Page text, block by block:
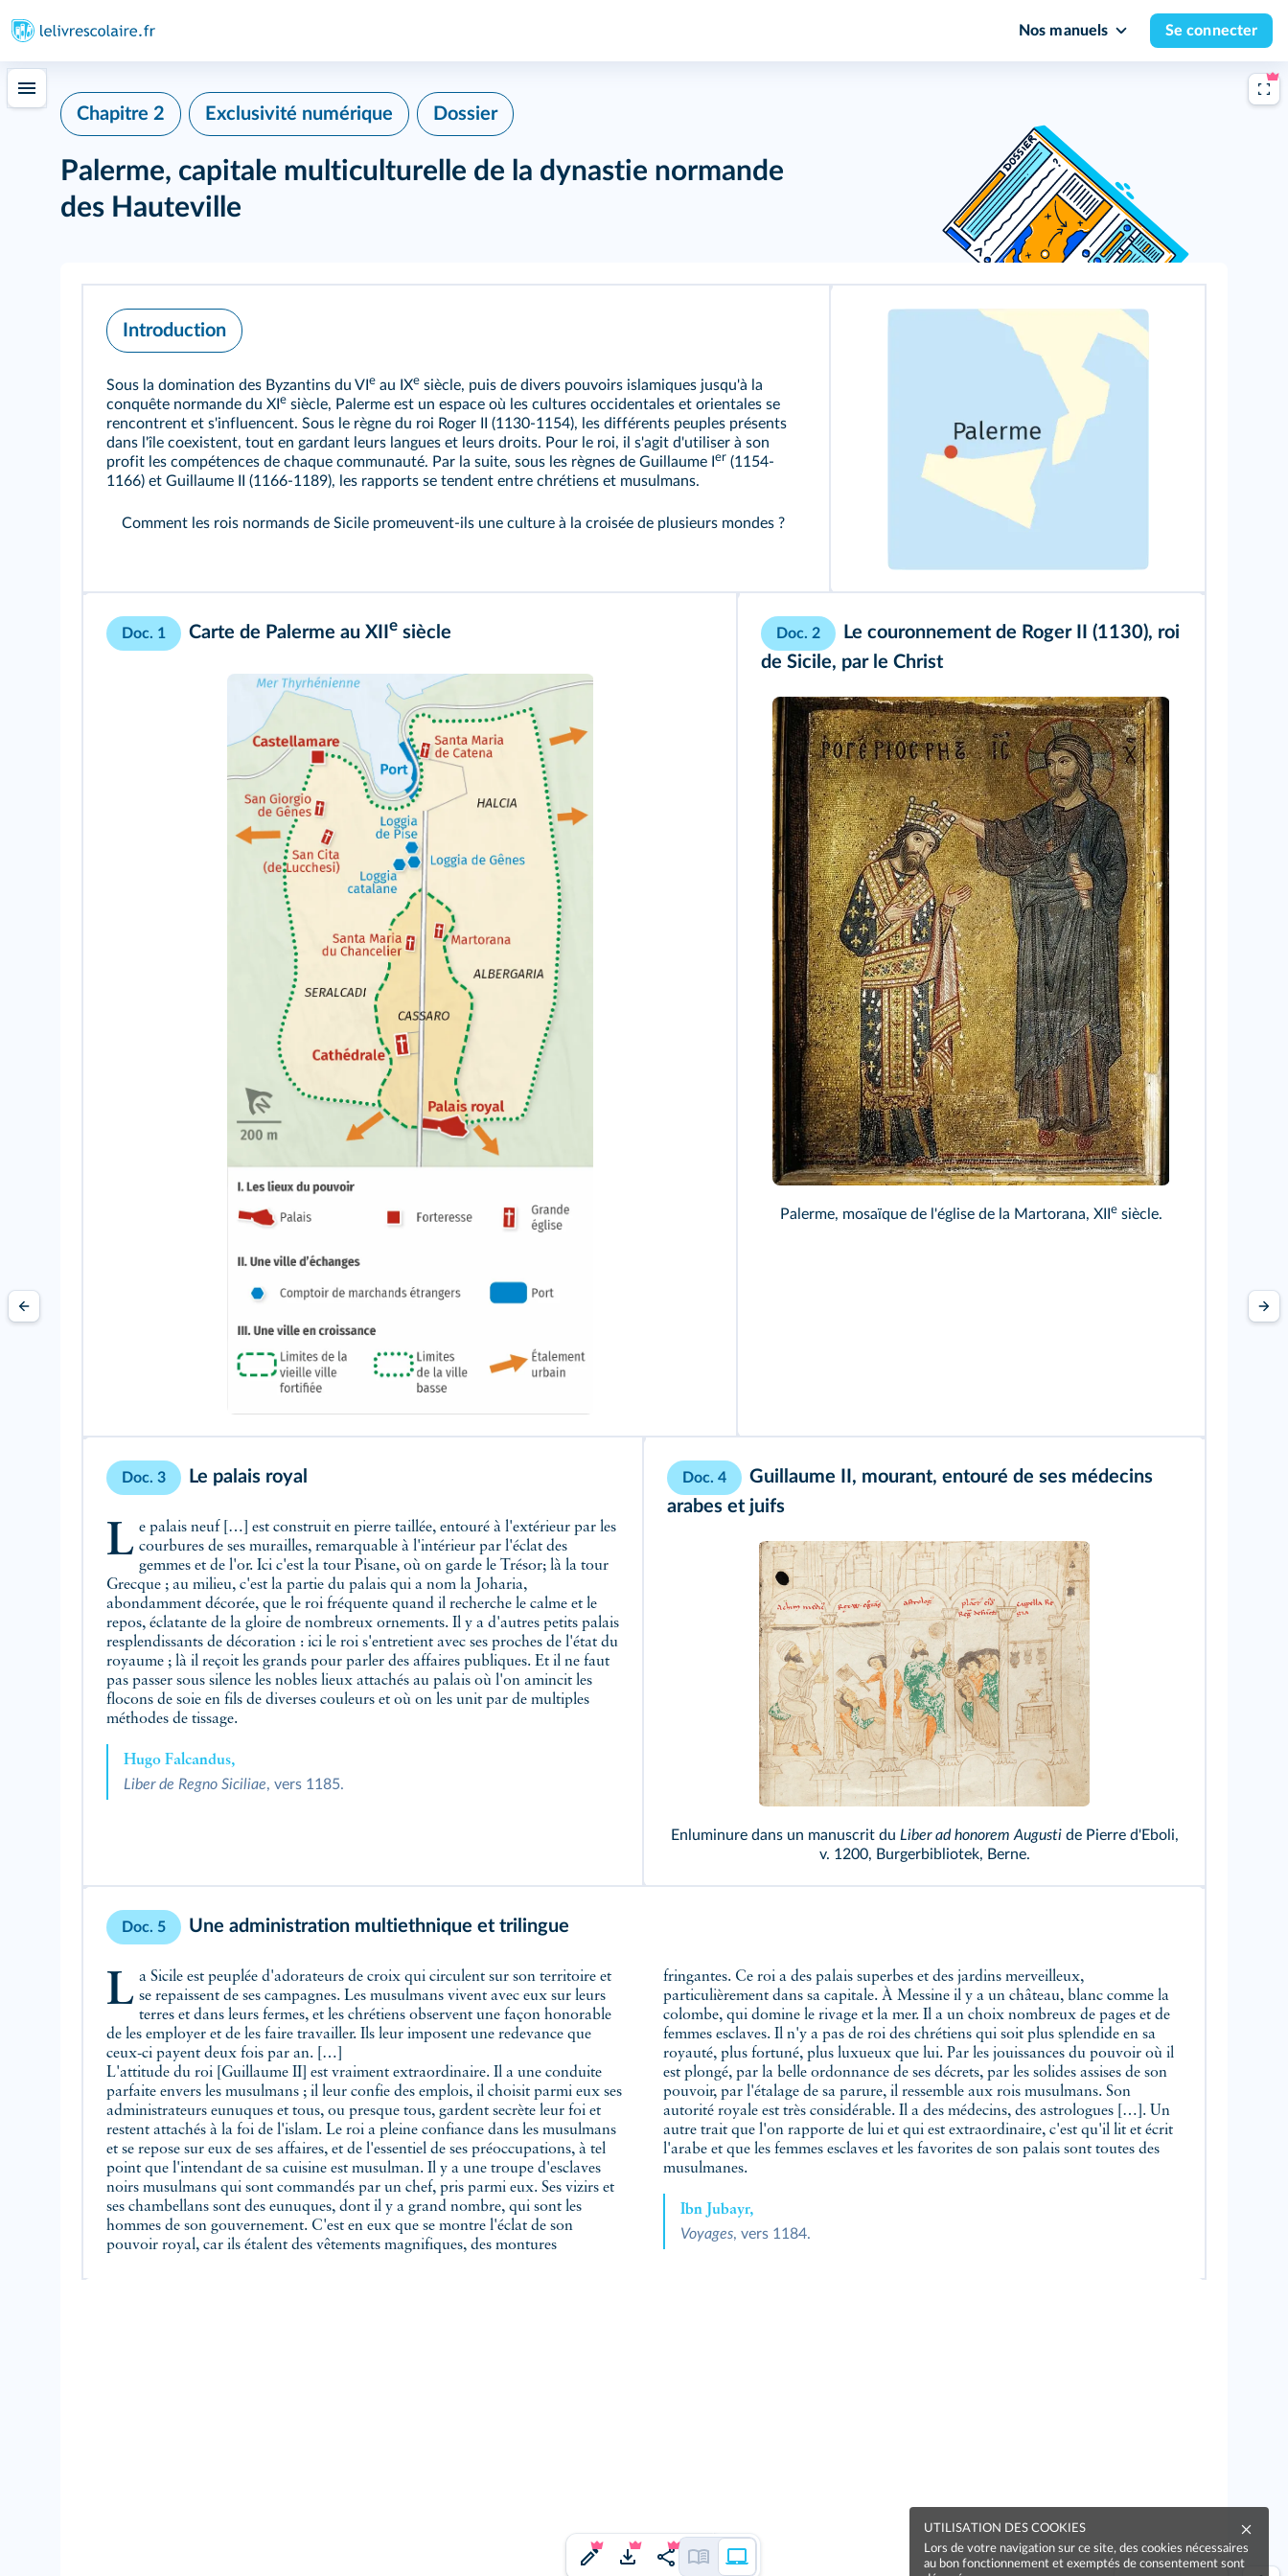
Nos manuels Se connecter
Chapitre 2 Exclusivité numérique Dossier
Palerme, capitale multiculturelle de la dynastie normande
des Hauteville
Introduction
Sous la domination des Byzantins du VI e au IXe siècle, puis de divers pouvoirs islamiques jusqu'à la
conquête normande du XI e siècle, Palerme est un espace où les cultures occidentales et orientales se
rencontrent et s'influencent. Sous le règne du roi Roger II (1130-1154), les différents peuples présents
dans l'île coexistent, tout en gardant leurs langues et leurs droits. Pour le roi, il s'agit d'utiliser à son
profit les compétences de chaque communauté. Par la suite, sous les règnes de Guillaume I er (1154-
1166) et Guillaume II (1166-1189), les rapports se tendent entre chrétiens et musulmans.
Comment les rois normands de Sicile promeuvent-ils une culture à la croisée de plusieurs mondes ?
Doc. 1 Carte de Palerme au XII e siècle Doc. 2
Le couronnement de Roger II (1130), roi
de Sicile, par le Christ
Palerme, mosaïque de l'église de la Martorana, XII esiècle.
Doc. 3 Le palais royal
Le palais neuf […] est construit en pierre taillée, entouré à l'extérieur par les courbures de ses murailles, remarquable à l'intérieur par l'éclat des
gemmes et de l'or. Ici c'est la tour Pisane, où on garde le Trésor; là la tour
Grecque ; au milieu, c'est la partie du palais qui a nom la Joharia,
abondamment décorée, que le roi fréquente quand il recherche le calme et le
repos, éclatante de la gloire de nombreux ornements. Il y a d'autres petits palais
resplendissants de décoration : ici le roi s'entretient avec ses proches de l'état du
royaume ; là il reçoit les grands pour parler des affaires publiques. Et il ne faut
pas passer sous silence les nobles lieux attachés au palais où l'on amincit les
flocons de soie en fils de diverses couleurs et où on les unit par de multiples
méthodes de tissage.
Hugo Falcandus,
Liber de Regno Siciliae, vers 1185.
Doc. 4
Guillaume II, mourant, entouré de ses médecins
arabes et juifs
Enluminure dans un manuscrit du Liber ad honorem Augustide Pierre d'Eboli,
v. 1200, Burgerbibliotek, Berne.
Doc. 5 Une administration multiethnique et trilingue
La Sicile est peuplée d'adorateurs de croix qui circulent sur son territoire et se repaissent de ses campagnes. Les musulmans vivent avec eux sur leurs
terres et dans leurs fermes, et les chrétiens observent une façon honorable
de les employer et de les faire travailler. Ils leur imposent une redevance que
ceux-ci payent deux fois par an. […]
L'attitude du roi [Guillaume II] est vraiment extraordinaire. Il a une conduite
parfaite envers les musulmans ; il leur confie des emplois, il choisit parmi eux ses
administrateurs eunuques et tous, ou presque tous, gardent secrète leur foi et
restent attachés à la foi de l'islam. Le roi a pleine confiance dans les musulmans
et se repose sur eux de ses affaires, et de l'essentiel de ses préoccupations, à tel
point que l'intendant de sa cuisine est musulman. Il y a une troupe d'esclaves
noirs musulmans qui sont commandés par un chef, pris parmi eux. Ses vizirs et
ses chambellans sont des eunuques, dont il y a grand nombre, qui sont les
hommes de son gouvernement. C'est en eux que se montre l'éclat de son
pouvoir royal, car ils étalent des vêtements magnifiques, des montures
fringantes. Ce roi a des palais superbes et des jardins merveilleux,
particulièrement dans sa capitale. À Messine il y a un château, blanc comme la
colombe, qui domine le rivage et la mer. Il a un choix nombreux de pages et de
femmes esclaves. Il n'y a pas de roi des chrétiens qui soit plus splendide en sa
royauté, plus fortuné, plus luxueux que lui. Par les jouissances du pouvoir où il
est plongé, par la belle ordonnance de ses décrets, par les solides assises de son
pouvoir, par l'étalage de sa parure, il ressemble aux rois musulmans. Son
autorité royale est très considérable. Il a des médecins, des astrologues […]. Un
autre trait que l'on rapporte de lui et qui est extraordinaire, c'est qu'il lit et écrit
l'arabe et que les femmes esclaves et les favorites de son palais sont toutes des
musulmanes.
Ibn Jubayr,
Voyages , vers 1184.
UTILISATION DES COOKIES
Lors de votre navigation sur ce site, des cookies nécessaires
au bon fonctionnement et exemptés de consentement sont